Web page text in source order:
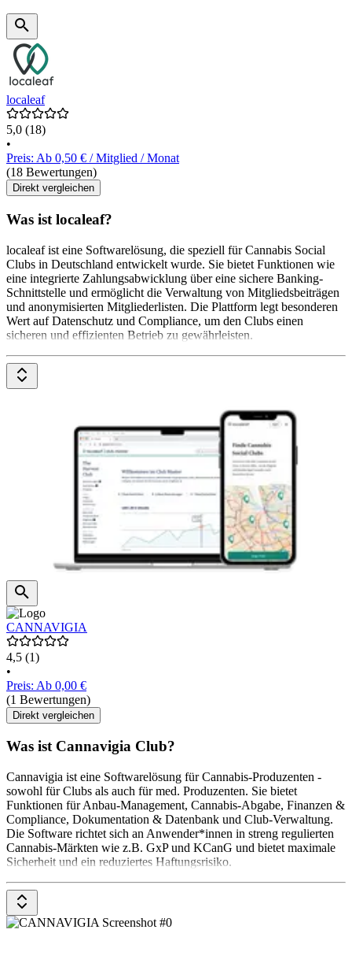
localeaf
5,0 (18)
•
Preis: Ab 0,50 € / Mitglied / Monat
(18 Bewertungen)
Direkt vergleichen
Was ist localeaf?
localeaf ist eine Softwarelösung, die speziell für Cannabis Social
Clubs in Deutschland entwickelt wurde. Sie bietet Funktionen wie
eine integrierte Zahlungsabwicklung über eine sichere Banking-
Schnittstelle und ermöglicht die Verwaltung von Mitgliedsbeiträgen
und anonymisierten Mitgliederlisten. Die Plattform legt besonderen
Wert auf Datenschutz und Compliance, um den Clubs einen
sicheren und effizienten Betrieb zu gewährleisten.
CANNAVIGIA
4,5 (1)
•
Preis: Ab 0,00 €
(1 Bewertungen)
Direkt vergleichen
Was ist Cannavigia Club?
Cannavigia ist eine Softwarelösung für Cannabis-Produzenten -
sowohl für Clubs als auch für med. Produzenten. Sie bietet
Funktionen für Anbau-Management, Cannabis-Abgabe, Finanzen &
Compliance, Dokumentation & Datenbank und Club-Verwaltung.
Die Software richtet sich an Anwender*innen in streng regulierten
Cannabis-Märkten wie z.B. GxP und KCanG und bietet maximale
Sicherheit und ein reduziertes Haftungsrisiko.